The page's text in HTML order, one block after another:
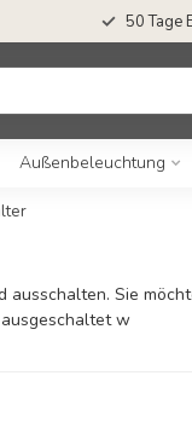
50 Tage
Außenbeleuchtung
Sie
w